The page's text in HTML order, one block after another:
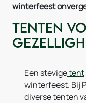
winterfeest
Tenten
Een stevigetent
winterfeest. Bij
diverse tenten